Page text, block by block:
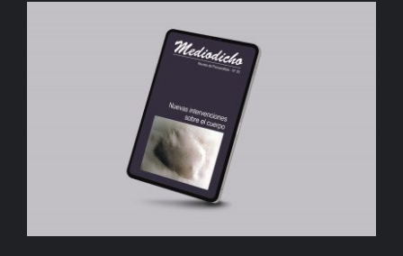
AÑADIR AL CARRITO /